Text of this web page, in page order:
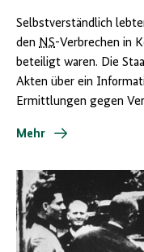
Selbstverständlich
den NS-Verbrechen in
beteiligt waren. Die
Akten über ein
Ermittlungen gegen
Mehr